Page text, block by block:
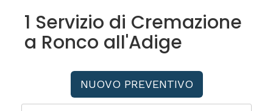
1 Servizio di Cremazione
a Ronco all'Adige
NUOVO PREVENTIVO